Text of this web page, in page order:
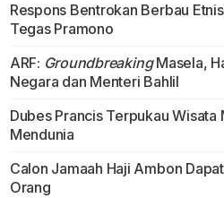
Respons Bentrokan Berbau
Tegas Pramono
ARF: GroundbreakingMasela,
Negara dan Menteri Bahlil
Dubes Prancis Terpukau Wisata
Mendunia
Calon Jamaah Haji Ambon
Orang